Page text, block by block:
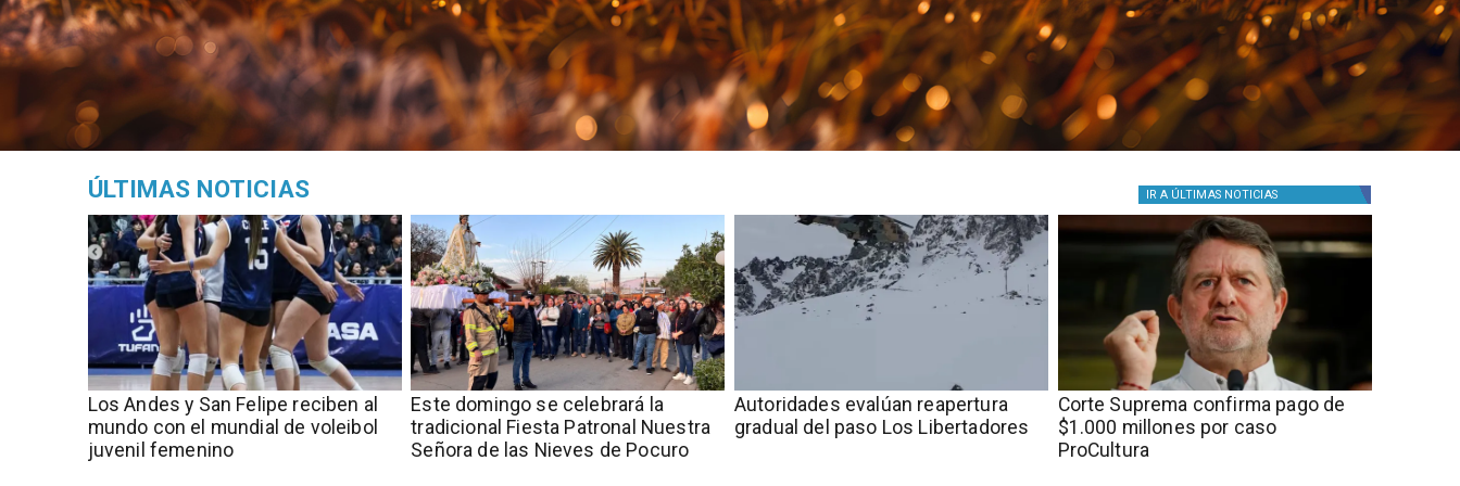
ÚLTIMAS NOTICIAS IR A ÚLTIMAS NOTICIAS
​​Los Andes y San Felipe reciben al
mundo con el mundial de voleibol
juvenil femenino
Este domingo se celebrará la
tradicional Fiesta Patronal Nuestra
Señora de las Nieves de Pocuro
​​Autoridades evalúan reapertura
gradual del paso Los Libertadores
Corte Suprema confirma pago de
$1.000 millones por caso
ProCultura